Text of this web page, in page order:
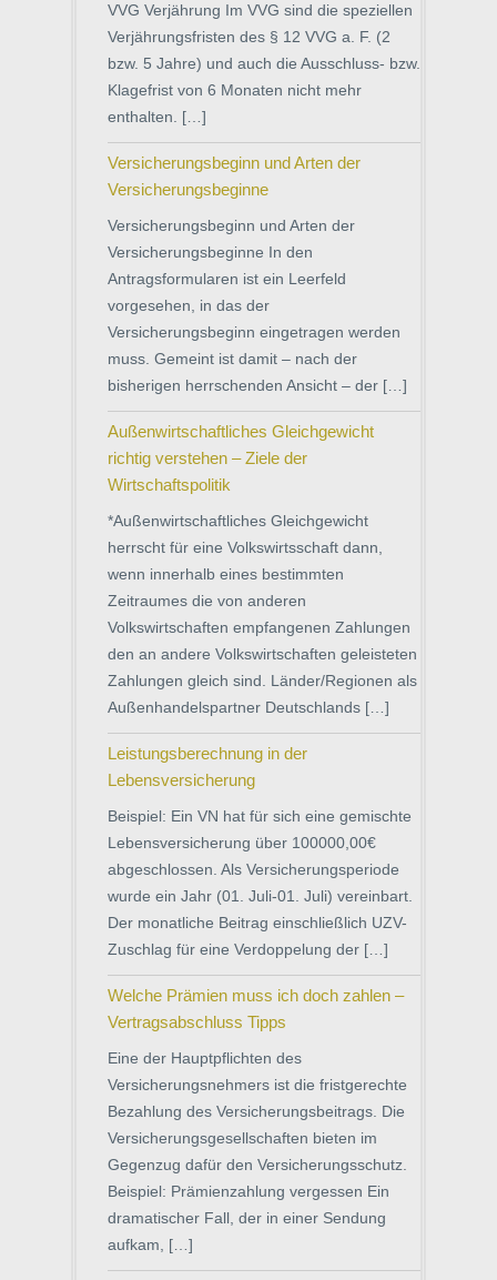
VVG Verjährung Im VVG sind die speziellen
Verjährungsfristen des § 12 VVG a. F. (2
bzw. 5 Jahre) und auch die Ausschluss- bzw.
Klagefrist von 6 Monaten nicht mehr
enthalten. […]
Versicherungsbeginn und Arten der
Versicherungsbeginne
Versicherungsbeginn und Arten der
Versicherungsbeginne In den
Antragsformularen ist ein Leerfeld
vorgesehen, in das der
Versicherungsbeginn eingetragen werden
muss. Gemeint ist damit – nach der
bisherigen herrschenden Ansicht – der […]
Außenwirtschaftliches Gleichgewicht
richtig verstehen – Ziele der
Wirtschaftspolitik
*Außenwirtschaftliches Gleichgewicht
herrscht für eine Volkswirtsschaft dann,
wenn innerhalb eines bestimmten
Zeitraumes die von anderen
Volkswirtschaften empfangenen Zahlungen
den an andere Volkswirtschaften geleisteten
Zahlungen gleich sind. Länder/Regionen als
Außenhandelspartner Deutschlands […]
Leistungsberechnung in der
Lebensversicherung
Beispiel: Ein VN hat für sich eine gemischte
Lebensversicherung über 100000,00€
abgeschlossen. Als Versicherungsperiode
wurde ein Jahr (01. Juli-01. Juli) vereinbart.
Der monatliche Beitrag einschließlich UZV-
Zuschlag für eine Verdoppelung der […]
Welche Prämien muss ich doch zahlen –
Vertragsabschluss Tipps
Eine der Hauptpflichten des
Versicherungsnehmers ist die fristgerechte
Bezahlung des Versicherungsbeitrags. Die
Versicherungsgesellschaften bieten im
Gegenzug dafür den Versicherungsschutz.
Beispiel: Prämienzahlung vergessen Ein
dramatischer Fall, der in einer Sendung
aufkam, […]